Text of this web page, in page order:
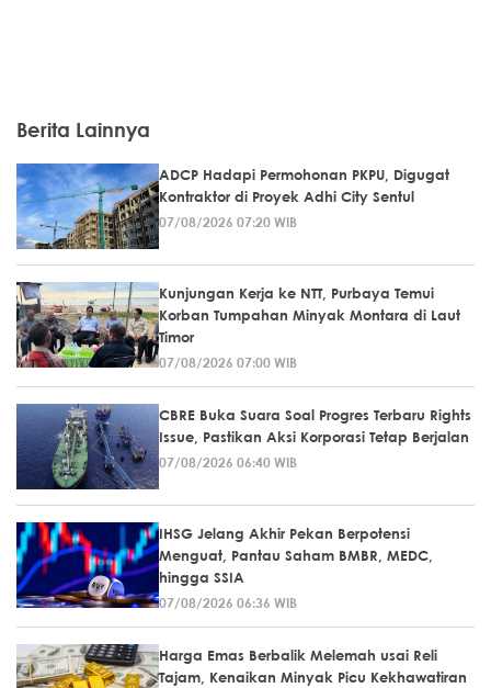
Berita Lainnya
ADCP Hadapi Permohonan PKPU, Digugat
Kontraktor di Proyek Adhi City Sentul
07/08/2026 07:20 WIB
Kunjungan Kerja ke NTT, Purbaya Temui
Korban Tumpahan Minyak Montara di Laut
Timor
07/08/2026 07:00 WIB
CBRE Buka Suara Soal Progres Terbaru Rights
Issue, Pastikan Aksi Korporasi Tetap Berjalan
07/08/2026 06:40 WIB
IHSG Jelang Akhir Pekan Berpotensi
Menguat, Pantau Saham BMBR, MEDC,
hingga SSIA
07/08/2026 06:36 WIB
Harga Emas Berbalik Melemah usai Reli
Tajam, Kenaikan Minyak Picu Kekhawatiran